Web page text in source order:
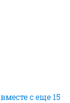
вместе с еще 15